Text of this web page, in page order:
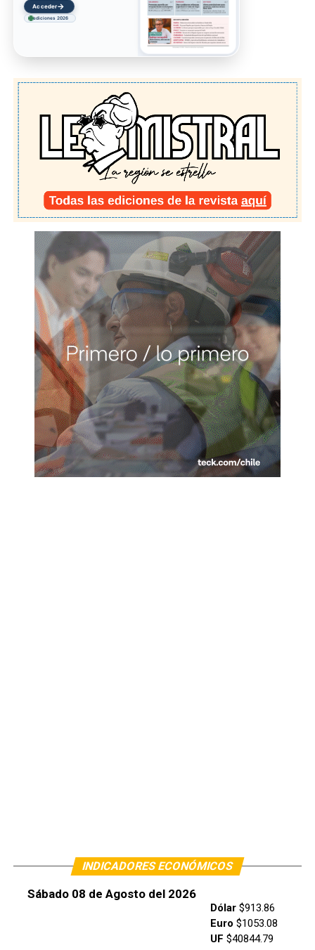
Acceder→
ediciones 2026
INDICADORES ECONÓMICOS
Sábado 08 de Agosto del 2026
Dólar$913.86
Euro $1053.08
UF $40844.79